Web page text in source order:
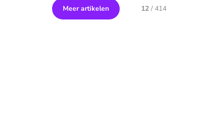
Meer artikelen 12/ 414